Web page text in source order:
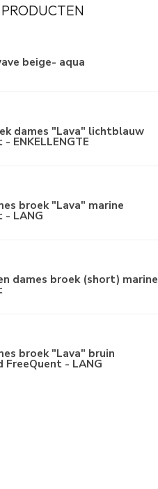
beige- aqua
dames "Lava" lichtblauw
ENKELLENGTE
broek "Lava" marine
- LANG
dames broek (short) marine
broek "Lava" bruin
FreeQuent - LANG